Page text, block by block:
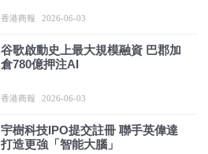
香港商報 2026-06-03
谷歌啟動史上最大規模融資 巴郡加
倉780億押注AI
香港商報 2026-06-03
宇樹科技IPO提交註冊 聯手英偉達
打造更強「智能大腦」